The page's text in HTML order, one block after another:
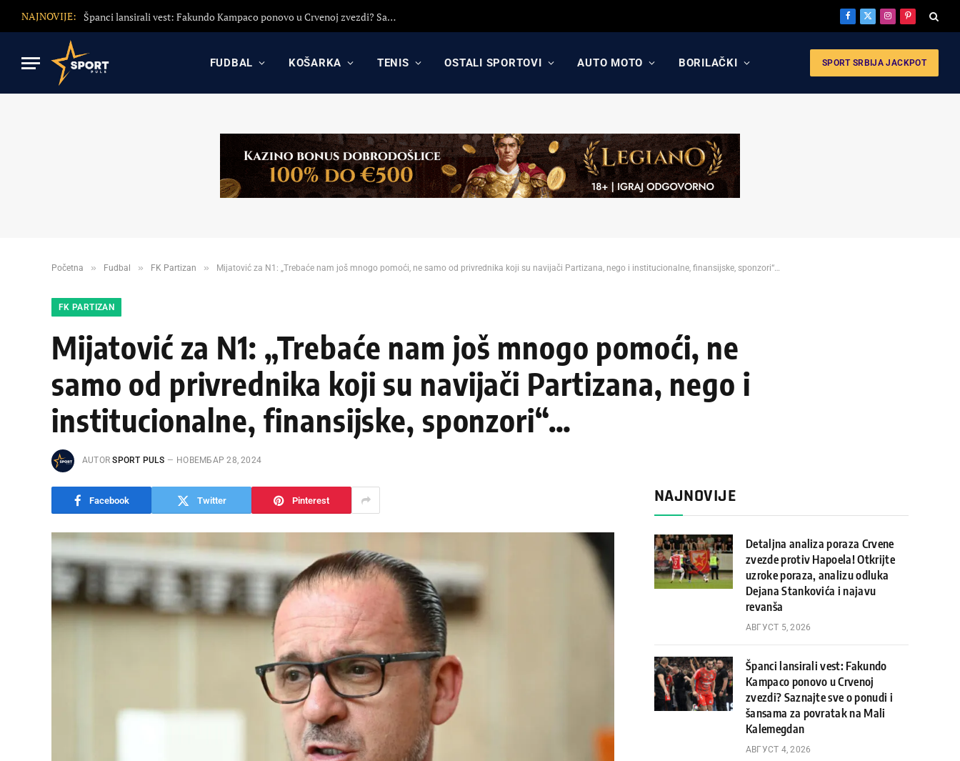
NAJNOVIJE: Španci lansirali vest: Fakundo Kampaco ponovo u Crvenoj zvezdi? Saznajte sve o ponudi i šansama za povratak na Mali Kalemegdan Facebook
X
Instagram
Pinterest
FUDBAL KOŠARKA TENIS OSTALI SPORTOVI AUTO MOTO BORILAČKI SPORT SRBIJA JACKPOT
Početna » Fudbal » FK Partizan » Mijatović za N1: „Trebaće nam još mnogo pomoći, ne samo od privrednika koji su navijači Partizana, nego i institucionalne, finansijske, sponzori“…
FK PARTIZAN
Mijatović za N1: „Trebaće nam još mnogo pomoći, ne
samo od privrednika koji su navijači Partizana, nego i
institucionalne, finansijske, sponzori“…
AUTOR SPORT PULS НОВЕМБАР 28, 2024
Facebook Twitter Pinterest NAJNOVIJE
Detaljna analiza poraza Crvene
zvezde protiv Hapoela! Otkrijte
uzroke poraza, analizu odluka
Dejana Stankovića i najavu
revanša
АВГУСТ 5, 2026
Španci lansirali vest: Fakundo
Kampaco ponovo u Crvenoj
zvezdi? Saznajte sve o ponudi i
šansama za povratak na Mali
Kalemegdan
АВГУСТ 4, 2026